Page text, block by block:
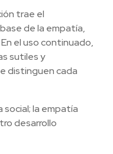
trae el
de la empatía,
el uso continuado,
sutiles y
distinguen cada
social; la empatía
desarrollo